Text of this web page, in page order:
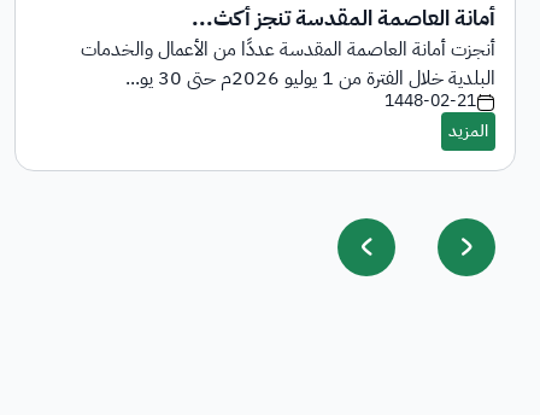
أمانة العاصمة المقدسة تنجز أكث...
أنجزت أمانة العاصمة المقدسة عددًا من الأعمال والخدمات
البلدية خلال الفترة من 1 يوليو 2026م حتى 30 يو...
1448-02-21